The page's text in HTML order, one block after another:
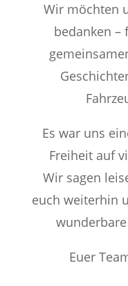
Wir möchten
bedanken –
Es war uns
Freiheit auf
Wir sagen
euch weiterhin
Euer